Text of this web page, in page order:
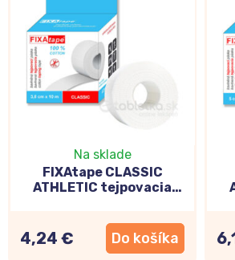
Na sklade
FIXAtape CLASSIC
ATHLETIC tejpovacia
4,24 € Do košíka